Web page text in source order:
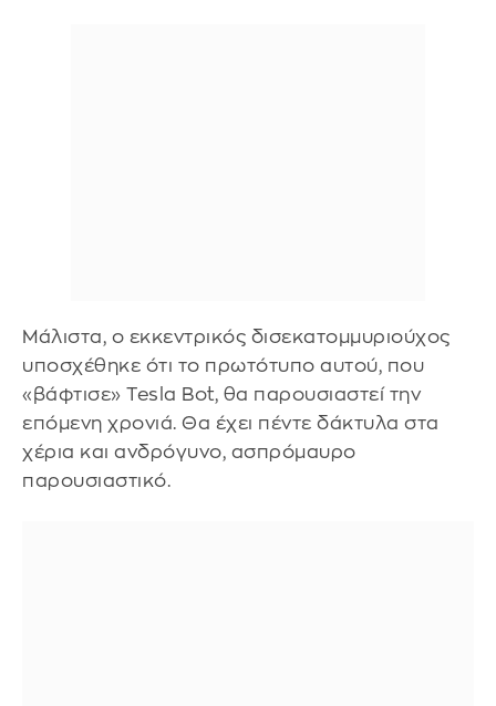
Μάλιστα, ο εκκεντρικός δισεκατομμυριούχος
υποσχέθηκε ότι το πρωτότυπο αυτού, που
«βάφτισε» Tesla Bot, θα παρουσιαστεί την
επόμενη χρονιά. Θα έχει πέντε δάκτυλα στα
χέρια και ανδρόγυνο, ασπρόμαυρο
παρουσιαστικό.